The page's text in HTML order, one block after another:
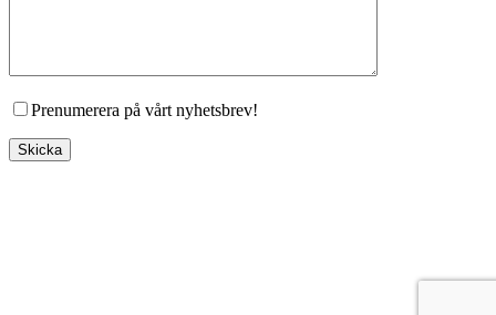
Prenumerera på vårt nyhetsbrev!